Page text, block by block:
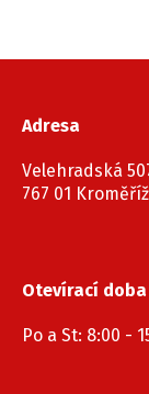
Adresa
Velehradská
767 01 Kroměříž
Otevírací doba
Po a St: 8:00 -